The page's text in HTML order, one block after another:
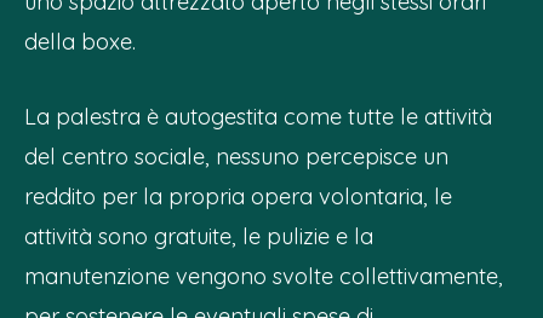
della boxe.
La palestra è autogestita come tutte le attività
del centro sociale, nessuno percepisce un
reddito per la propria opera volontaria, le
attività sono gratuite, le pulizie e la
manutenzione vengono svolte collettivamente,